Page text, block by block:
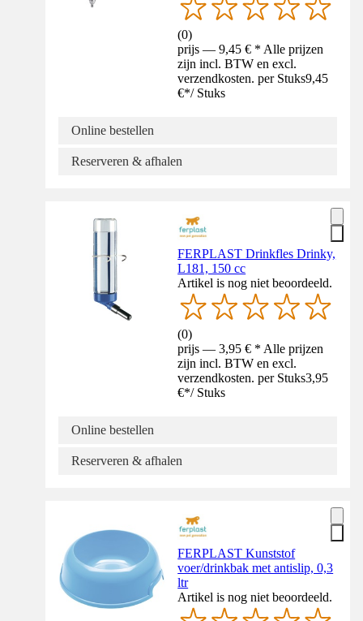
(0)
prijs — 9,45 € * Alle prijzen
zijn incl. BTW en excl.
verzendkosten. per Stuks9,45
€*/ Stuks
Online bestellen
Reserveren & afhalen
FERPLAST Drinkfles Drinky,
L181, 150 cc
Artikel is nog niet beoordeeld.
(0)
prijs — 3,95 € * Alle prijzen
zijn incl. BTW en excl.
verzendkosten. per Stuks3,95
€*/ Stuks
Online bestellen
Reserveren & afhalen
FERPLAST Kunststof
voer/drinkbak met antislip, 0,3
ltr
Artikel is nog niet beoordeeld.